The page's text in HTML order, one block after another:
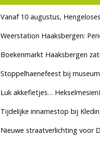
Vanaf 10 augustus, Hengelosestraat drie weken dicht
Weerstation Haaksbergen: Perioden
Boekenmarkt Haaksbergen zaterdag 8 augustus,
Stoppelhaenefeest bij museum
Luk akkefietjes…
Tijdelijke innamestop bij
Nieuwe straatverlichting voor De